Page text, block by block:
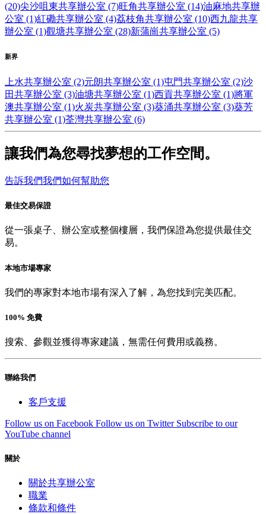
(20)尖沙咀東共享辦公室 (7)旺角共享辦公室 (14)油麻地共享辦
公室 (1)紅磡共享辦公室 (4)荔枝角共享辦公室 (10)西九龍共享
辦公室 (1)觀塘共享辦公室 (28)新蒲崗共享辦公室 (5)
新界
上水共享辦公室 (2)元朗共享辦公室 (1)屯門共享辦公室 (2)沙
田共享辦公室 (3)油塘共享辦公室 (1)西貢共享辦公室 (1)將軍
澳共享辦公室 (1)火炭共享辦公室 (3)葵涌共享辦公室 (3)葵芳
共享辦公室 (1)荃灣共享辦公室 (6)
讓我們為您尋找夢想的工作空間。
告訴我們我們如何幫助您
最佳交易保證
從一張桌子、辦公室或整個樓層，我們保證為您提供最佳交
易。
本地市場專家
我們的專家對本地市場有深入了解，為您找到完美匹配。
100% 免費
搜索、參觀並獲得專家建議，無需任何費用或義務。
聯絡我們
客戶支援
Follow us on Facebook Follow us on Twitter Subscribe to our
YouTube channel
關於
關於共享辦公室
職業
條款和條件